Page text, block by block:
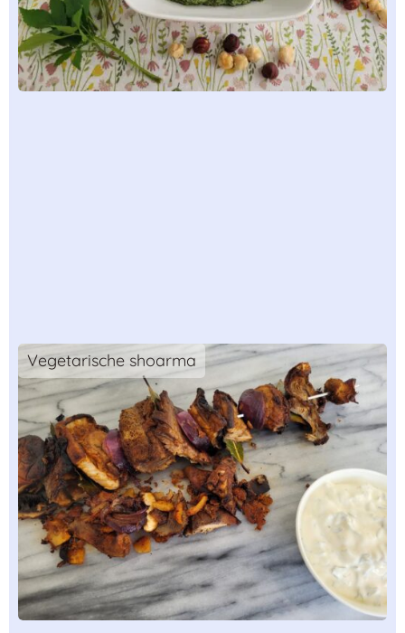
Vegetarische shoarma